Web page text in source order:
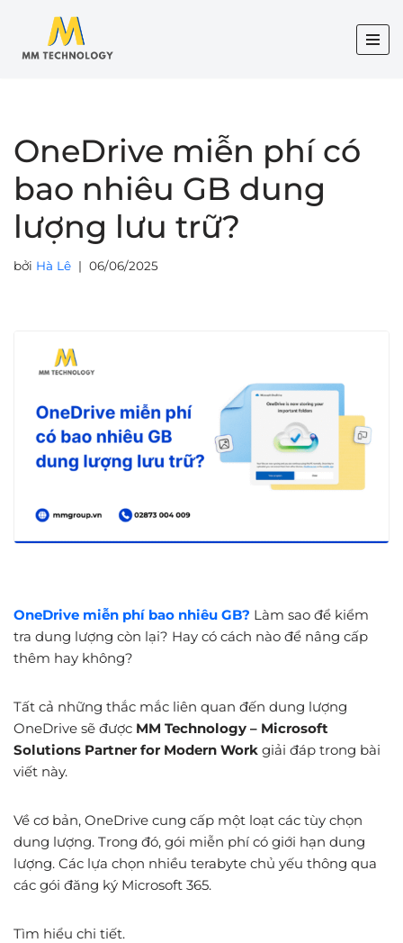
Chuyển
OneDrive miễn phí có
bao nhiêu GB dung
lượng lưu trữ?
bởi Hà Lê 06/06/2025
OneDrive miễn phí bao nhiêu GB? Làm sao để kiểm
tra dung lượng còn lại? Hay có cách nào để nâng cấp
thêm hay không?
Tất cả những thắc mắc liên quan đến dung lượng
OneDrive sẽ được MM Technology – Microsoft
Solutions Partner for Modern Work giải đáp trong bài
viết này.
Về cơ bản, OneDrive cung cấp một loạt các tùy chọn
dung lượng. Trong đó, gói miễn phí có giới hạn dung
lượng. Các lựa chọn nhiều terabyte chủ yếu thông qua
các gói đăng ký Microsoft 365.
Tìm hiểu chi tiết.